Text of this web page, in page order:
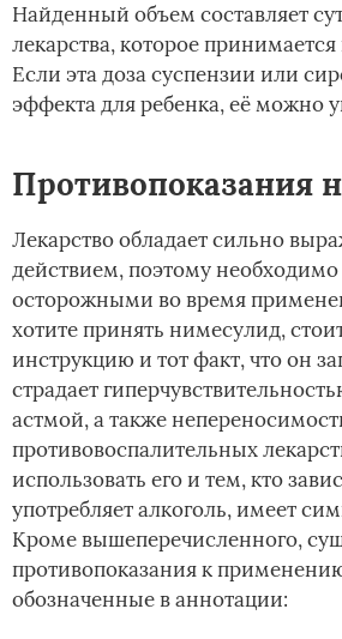
Найденный объем составляет
лекарства, которое
Если эта доза суспензии или
эффекта для ребенка, её можно
Противопоказания
Лекарство обладает сильно
действием, поэтому необходимо
осторожными во время
хотите принять нимесулид,
инструкцию и тот факт, что он
страдает
астмой, а также
противовоспалительных
использовать его и тем, кто
употребляет алкоголь, имеет
Кроме вышеперечисленного,
противопоказания к
обозначенные в аннотации: